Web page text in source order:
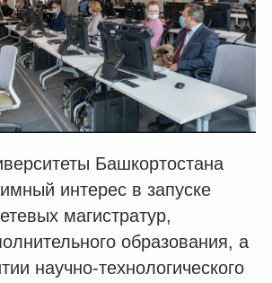
Башкортостана
интерес в запуске
магистратур,
образования, а
научно-технологического